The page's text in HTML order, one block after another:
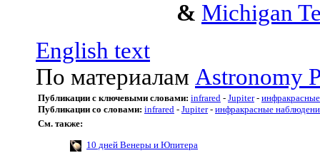
& Michigan
English text
По материалам Astronomy
Публикации с ключевыми словами: infrared - Jupiter-
Публикации со словами: infrared - Jupiter- инфракрасные
См. также:
10 дней Венеры и Юпитера